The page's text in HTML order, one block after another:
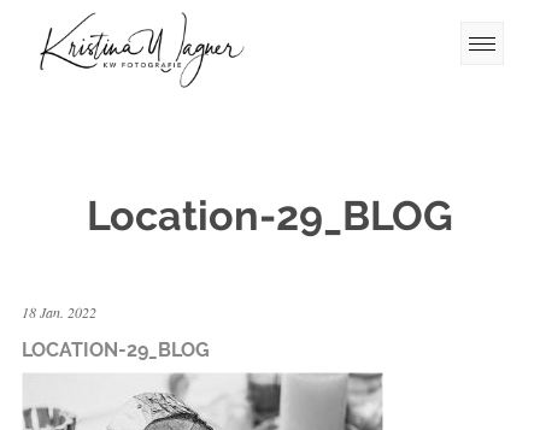
Location-29_BLOG
18 Jan. 2022
LOCATION-29_BLOG